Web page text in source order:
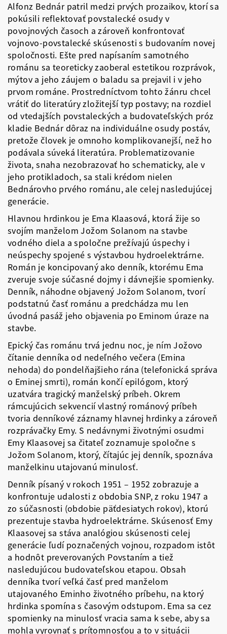
Alfonz Bednár patril medzi prvých prozaikov, ktorí sa
pokúsili reflektovať povstalecké osudy v
povojnových časoch a zároveň konfrontovať
vojnovo-povstalecké skúsenosti s budovaním novej
spoločnosti. Ešte pred napísaním samotného
románu sa teoreticky zaoberal estetikou rozprávok,
mýtov a jeho záujem o baladu sa prejavil i v jeho
prvom románe. Prostredníctvom tohto žánru chcel
vrátiť do literatúry zložitejší typ postavy; na rozdiel
od vtedajších povstaleckých a budovateľských próz
kladie Bednár dôraz na individuálne osudy postáv,
pretože človek je omnoho komplikovanejší, než ho
podávala súveká literatúra. Problematizovanie
života, snaha nezobrazovať ho schematicky, ale v
jeho protikladoch, sa stali krédom nielen
Bednárovho prvého románu, ale celej nasledujúcej
generácie.
Hlavnou hrdinkou je Ema Klaasová, ktorá žije so
svojím manželom Jožom Solanom na stavbe
vodného diela a spoločne prežívajú úspechy i
neúspechy spojené s výstavbou hydroelektrárne.
Román je koncipovaný ako denník, ktorému Ema
zveruje svoje súčasné dojmy i dávnejšie spomienky.
Denník, náhodne objavený Jožom Solanom, tvorí
podstatnú časť románu a predchádza mu len
úvodná pasáž jeho objavenia po Eminom úraze na
stavbe.
Epický čas románu trvá jednu noc, je ním Jožovo
čítanie denníka od nedeľného večera (Emina
nehoda) do pondelňajšieho rána (telefonická správa
o Eminej smrti), román končí epilógom, ktorý
uzatvára tragický manželský príbeh. Okrem
rámcujúcich sekvencií vlastný románový príbeh
tvoria denníkové záznamy hlavnej hrdinky a zároveň
rozprávačky Emy. S nedávnymi životnými osudmi
Emy Klaasovej sa čitateľ zoznamuje spoločne s
Jožom Solanom, ktorý, čítajúc jej denník, spoznáva
manželkinu utajovanú minulosť.
Denník písaný v rokoch 1951 – 1952 zobrazuje a
konfrontuje udalosti z obdobia SNP, z roku 1947 a
zo súčasnosti (obdobie päťdesiatych rokov), ktorú
prezentuje stavba hydroelektrárne. Skúsenosť Emy
Klaasovej sa stáva analógiou skúsenosti celej
generácie ľudí poznačených vojnou, rozpadom istôt
a hodnôt preverovaných Povstaním a tiež
nasledujúcou budovateľskou etapou. Obsah
denníka tvorí veľká časť pred manželom
utajovaného Eminho životného príbehu, na ktorý
hrdinka spomína s časovým odstupom. Ema sa cez
spomienky na minulosť vracia sama k sebe, aby sa
mohla vyrovnať s prítomnosťou a to v situácii